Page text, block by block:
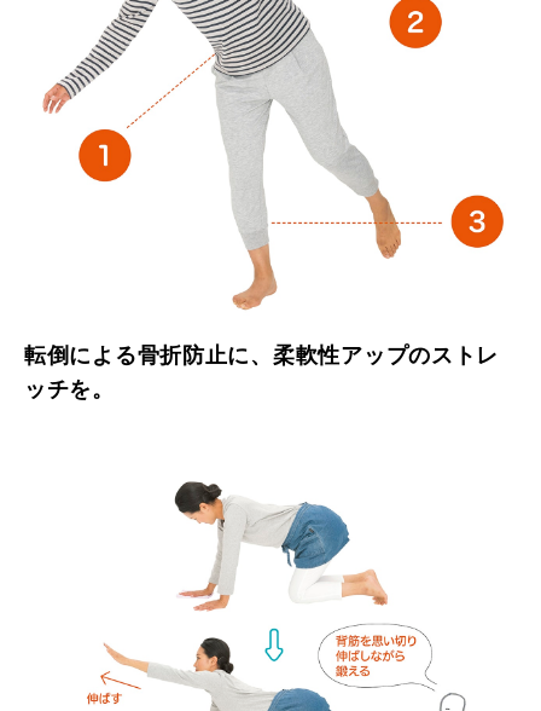
転倒による骨折防止に、柔軟性アップのストレ
ッチを。